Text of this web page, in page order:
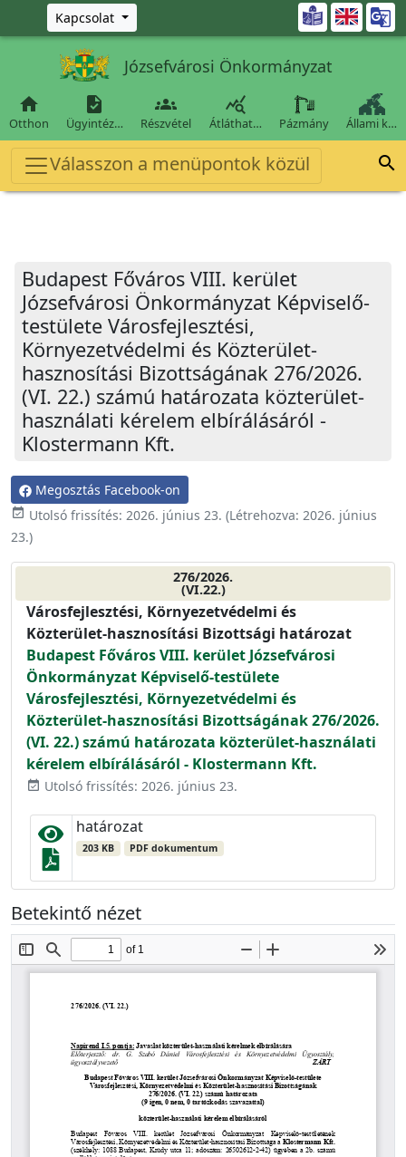
Ugrás a fő tartalomra
Kapcsolat 
Józsefvárosi Önkormányzat

Otthon

Ügyintéz…

Részvétel

Átláthat… Pázmány Állami k…
Válasszon a menüpontok közül 
Budapest Főváros VIII. kerület
Józsefvárosi Önkormányzat Képviselő-
testülete Városfejlesztési,
Környezetvédelmi és Közterület-
hasznosítási Bizottságának 276/2026.
(VI. 22.) számú határozata közterület-
használati kérelem elbírálásáról -
Klostermann Kft.
Megosztás Facebook-on
event_available Utolsó frissítés: 2026. június 23. (Létrehozva: 2026. június
23.)
276/2026.
(VI.22.)
Városfejlesztési, Környezetvédelmi és
Közterület-hasznosítási Bizottsági határozat
Budapest Főváros VIII. kerület Józsefvárosi
Önkormányzat Képviselő-testülete
Városfejlesztési, Környezetvédelmi és
Közterület-hasznosítási Bizottságának 276/2026.
(VI. 22.) számú határozata közterület-használati
kérelem elbírálásáról - Klostermann Kft.
event_available Utolsó frissítés: 2026. június 23.
határozat
203 KB PDF dokumentum
Betekintő nézet